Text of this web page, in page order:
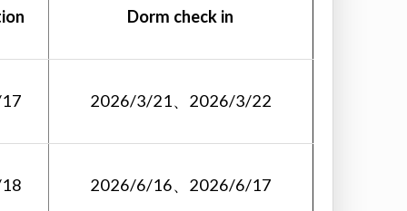
Dorm check in
2026/3/21、2026/3/22
2026/6/16、2026/6/17